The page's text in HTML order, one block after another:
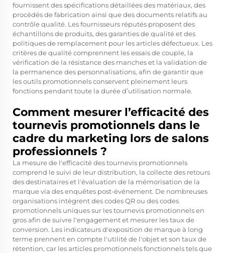
fournissent des spécifications détaillées des matériaux, des
procédés de fabrication ainsi que des documents relatifs au
contrôle qualité. Les fournisseurs réputés proposent des
échantillons de produits, des garanties de qualité et des
politiques de remplacement pour les articles défectueux. Les
critères de qualité comprennent les essais de couple, la
vérification de la résistance des manches et la validation de
la permanence des personnalisations, afin de garantir que
les outils promotionnels conservent pleinement leurs
fonctions pendant toute la durée d’utilisation normale.
Comment mesurer l’efficacité des
tournevis promotionnels dans le
cadre du marketing lors de salons
professionnels ?
La mesure de l'efficacité des tournevis promotionnels
comprend le suivi de leur distribution, la collecte des retours
des destinataires et l'évaluation de la mémorisation de la
marque via des enquêtes post-événement. De nombreuses
organisations intègrent des codes QR ou des codes
promotionnels uniques sur les tournevis promotionnels en
gros afin de suivre l'engagement et mesurer les taux de
conversion. Les indicateurs d'exposition de marque à long
terme prennent en compte l'utilité de l'objet et son taux de
rétention, car les articles promotionnels fonctionnels tels que